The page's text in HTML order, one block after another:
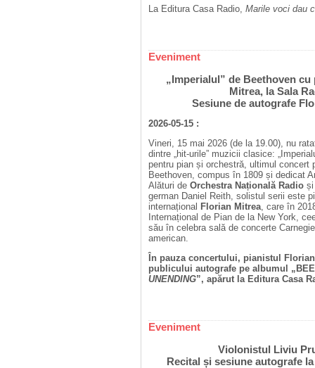
La Editura Casa Radio, Marile voci dau
Eveniment
„Imperialul” de Beethoven
Mitrea, la Sala
Sesiune de autografe
2026-05-15 :
Vineri, 15 mai 2026 (de la 19.00), nu
dintre „hit-urile” muzicii clasice:
pentru pian și orchestră, ultimul concert
Beethoven, compus în 1809 și dedicat
Alături de Orchestra Națională Radio și
german Daniel Reith, solistul serii este
internațional Florian Mitrea, care în
Internațional de Pian de la New York,
său în celebra sală de concerte
american.
În pauza concertului, pianistul
publicului autografe pe albumul
UNENDING”, apărut la Editura Casa
Eveniment
Violonistul Liviu
Recital și sesiune autografe